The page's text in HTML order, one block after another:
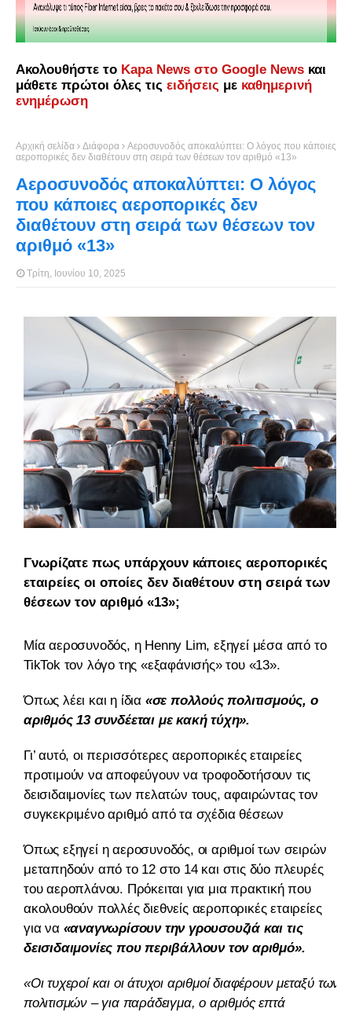
Ακολουθήστε το Kapa News στο Google News και
μάθετε πρώτοι όλες τις ειδήσεις με καθημερινή
ενημέρωση
Αρχική σελίδα Διάφορα
Αεροσυνοδός αποκαλύπτει: Ο λόγος που κάποιες
αεροπορικές δεν διαθέτουν στη σειρά των θέσεων τον αριθμό «13»
Αεροσυνοδός αποκαλύπτει: Ο λόγος
που κάποιες αεροπορικές δεν
διαθέτουν στη σειρά των θέσεων τον
αριθμό «13»
Τρίτη, Ιουνίου 10, 2025
Γνωρίζατε πως υπάρχουν κάποιες αεροπορικές
εταιρείες οι οποίες δεν διαθέτουν στη σειρά των
θέσεων τον αριθμό «13»;
Μία αεροσυνοδός, η Henny Lim, εξηγεί μέσα από το
TikTok τον λόγο της «εξαφάνισής» του «13».
Όπως λέει και η ίδια «σε πολλούς πολιτισμούς, ο
αριθμός 13 συνδέεται με κακή τύχη».
Γι’ αυτό, οι περισσότερες αεροπορικές εταιρείες
προτιμούν να αποφεύγουν να τροφοδοτήσουν τις
δεισιδαιμονίες των πελατών τους, αφαιρώντας τον
συγκεκριμένο αριθμό από τα σχέδια θέσεων
Όπως εξηγεί η αεροσυνοδός, οι αριθμοί των σειρών
μεταπηδούν από το 12 στο 14 και στις δύο πλευρές
του αεροπλάνου. Πρόκειται για μια πρακτική που
ακολουθούν πολλές διεθνείς αεροπορικές εταιρείες
για να «αναγνωρίσουν την γρουσουζιά και τις
δεισιδαιμονίες που περιβάλλουν τον αριθμό».
«Οι τυχεροί και οι άτυχοι αριθμοί διαφέρουν μεταξύ των
πολιτισμών – για παράδειγμα, ο αριθμός επτά